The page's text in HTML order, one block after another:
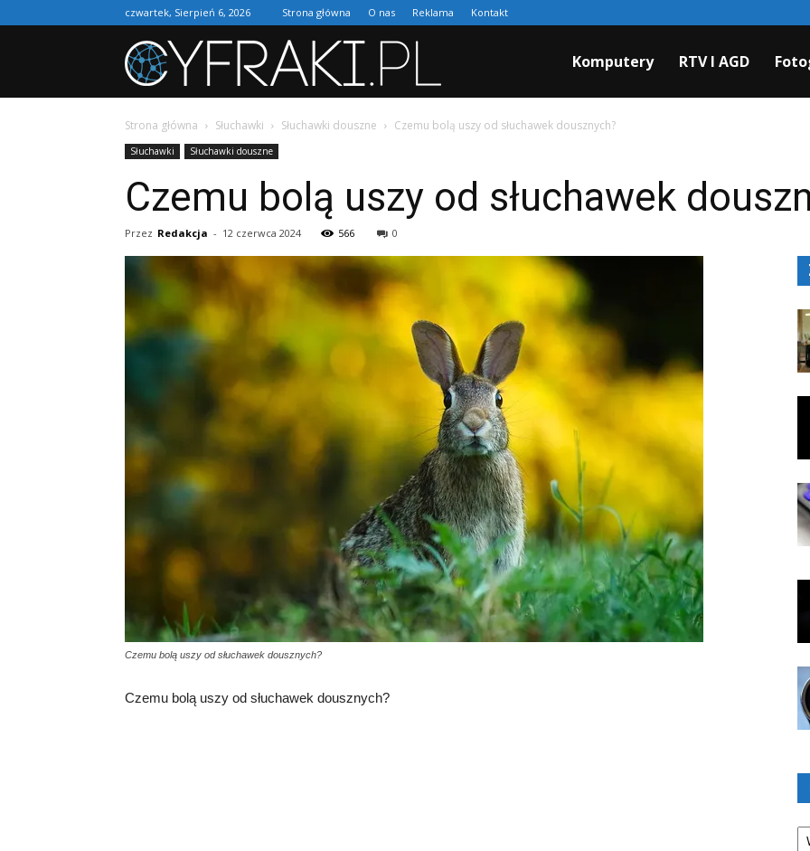
czwartek, Sierpień 6, 2026 Strona główna O nas Reklama Kontakt
Komputery RTV I AGD
Strona główna Słuchawki Słuchawki douszne Czemu bolą uszy od słuchawek dousznych?
Słuchawki Słuchawki douszne
Czemu bolą uszy od słuchawek
Przez Redakcja - 12 czerwca 2024 566 0
Czemu bolą uszy od słuchawek dousznych?
Czemu bolą uszy od słuchawek dousznych?